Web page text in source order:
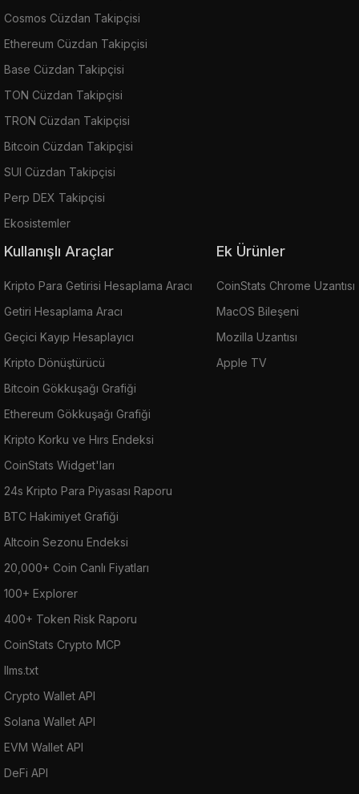
Cosmos Cüzdan Takipçisi
Ethereum Cüzdan Takipçisi
Base Cüzdan Takipçisi
TON Cüzdan Takipçisi
TRON Cüzdan Takipçisi
Bitcoin Cüzdan Takipçisi
SUI Cüzdan Takipçisi
Perp DEX Takipçisi
Ekosistemler
Kullanışlı Araçlar
Kripto Para Getirisi Hesaplama Aracı
Getiri Hesaplama Aracı
Geçici Kayıp Hesaplayıcı
Kripto Dönüştürücü
Bitcoin Gökkuşağı Grafiği
Ethereum Gökkuşağı Grafiği
Kripto Korku ve Hırs Endeksi
CoinStats Widget'ları
24s Kripto Para Piyasası Raporu
BTC Hakimiyet Grafiği
Altcoin Sezonu Endeksi
20,000+ Coin Canlı Fiyatları
100+ Explorer
400+ Token Risk Raporu
CoinStats Crypto MCP
llms.txt
Crypto Wallet API
Solana Wallet API
EVM Wallet API
DeFi API
Ek Ürünler
CoinStats Chrome Uzantısı
MacOS Bileşeni
Mozilla Uzantısı
Apple TV